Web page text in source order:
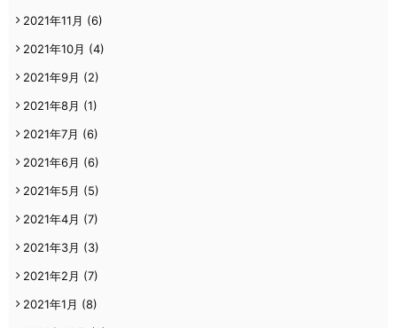
2021年11月 (6)
2021年10月 (4)
2021年9月 (2)
2021年8月 (1)
2021年7月 (6)
2021年6月 (6)
2021年5月 (5)
2021年4月 (7)
2021年3月 (3)
2021年2月 (7)
2021年1月 (8)